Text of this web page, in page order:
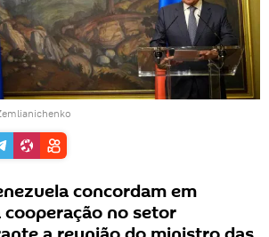
concordam em
no setor